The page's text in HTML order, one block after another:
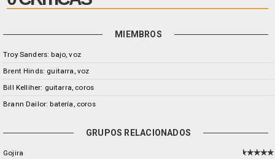
MIEMBROS
Troy Sanders: bajo, voz
Brent Hinds: guitarra, voz
Bill Kelliher: guitarra, coros
Brann Dailor: batería, coros
GRUPOS RELACIONADOS
Gojira